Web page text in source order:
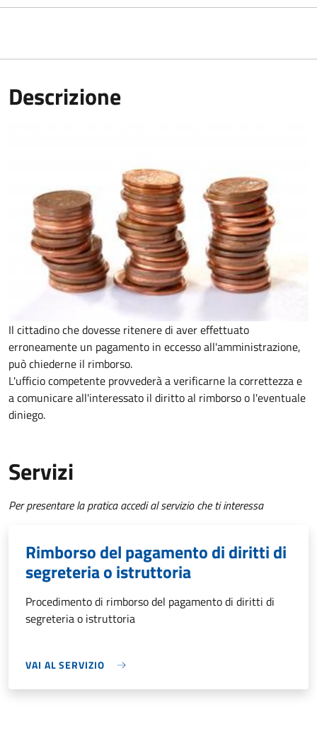
Descrizione
Il cittadino che dovesse ritenere di aver effettuato
erroneamente un pagamento in eccesso all'amministrazione,
può chiederne il rimborso.
L'ufficio competente provvederà a verificarne la correttezza e
a comunicare all'interessato il diritto al rimborso o l'eventuale
diniego.
Servizi
Per presentare la pratica accedi al servizio che ti interessa
Rimborso del pagamento di diritti di
segreteria o istruttoria
Procedimento di rimborso del pagamento di diritti di
segreteria o istruttoria
VAI AL SERVIZIO